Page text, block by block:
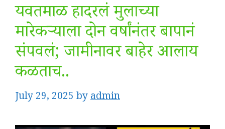
यवतमाळ हादरलं मुलाच्या
मारेकऱ्याला दोन वर्षांनंतर बापानं
संपवलं; जामीनावर बाहेर आलाय
कळताच..
July 29, 2025 byadmin